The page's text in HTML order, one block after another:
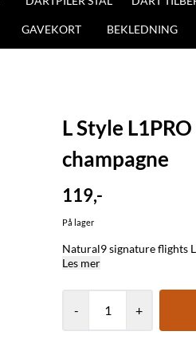
GAVEKORT BEKLEDNING
L Style
champagne
119,-
På lager
Natural9 signature flights
Les mer
- +